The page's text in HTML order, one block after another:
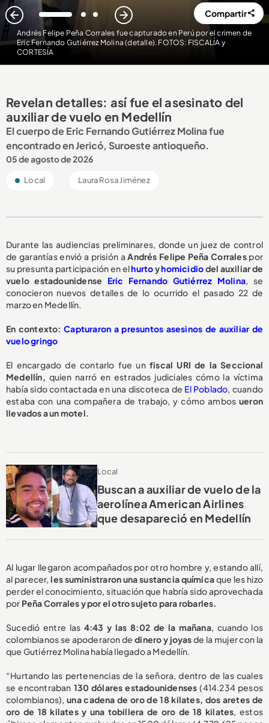
Andrés Felipe Peña Corrales fue capturado en Perú por el crimen de
Eric Fernando Gutiérrez Molina (detalle). FOTOS: FISCALÍA y
CORTESÍA
1 2 3 Compartir
Revelan detalles: así fue el asesinato del
auxiliar de vuelo en Medellín
El cuerpo de Eric Fernando Gutiérrez Molina fue
encontrado en Jericó, Suroeste antioqueño.
05 de agosto de 2026
Local Laura Rosa Jiménez
Durante las audiencias preliminares, donde un juez de control
de garantías envió a prisión aAndrés Felipe Peña Corralespor
su presunta participación en elhurtoyhomicidiodel auxiliar de
vuelo estadounidense Eric Fernando Gutiérrez Molina, se
conocieron nuevos detalles de lo ocurrido el pasado 22 de
marzo en Medellín.
En contexto: Capturaron a presuntos asesinos de auxiliar de
vuelo gringo
El encargado de contarlo fue unfiscal URI de la Seccional
Medellín, quien narró en estrados judiciales cómo la víctima
había sido contactada en una discoteca de El Poblado, cuando
estaba con una compañera de trabajo, y cómo ambos ueron
llevados a un motel.
Local
Buscan a auxiliar de vuelo de la
aerolínea American Airlines
que desapareció en Medellín
Al lugar llegaron acompañados por otro hombre y, estando allí,
al parecer,les suministraron una sustancia químicaque les hizo
perder el conocimiento, situación que habría sido aprovechada
por Peña Corrales y por el otro sujeto para robarles.
Sucedió entre las 4:43 y las 8:02 de la mañana, cuando los
colombianos se apoderaron dedinero y joyasde la mujer con la
que Gutiérrez Molina había llegado a Medellín.
“Hurtando las pertenencias de la señora, dentro de las cuales
se encontraban 130 dólares estadounidenses (414.234 pesos
colombianos),una cadena de oro de 18 kilates, dos aretes de
oro de 18 kilates y una tobillera de oro de 18 kilates, estos